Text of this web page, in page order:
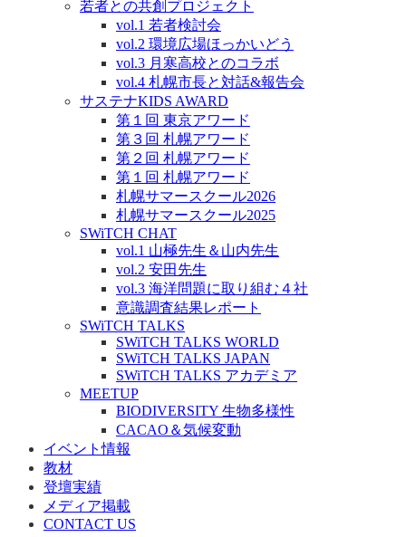
若者との共創プロジェクト
vol.1 若者検討会
vol.2 環境広場ほっかいどう
vol.3 月寒高校とのコラボ
vol.4 札幌市長と対話&報告会
サステナKIDS AWARD
第１回 東京アワード
第３回 札幌アワード
第２回 札幌アワード
第１回 札幌アワード
札幌サマースクール2026
札幌サマースクール2025
SWiTCH CHAT
vol.1 山極先生＆山内先生
vol.2 安田先生
vol.3 海洋問題に取り組む４社
意識調査結果レポート
SWiTCH TALKS
SWiTCH TALKS WORLD
SWiTCH TALKS JAPAN
SWiTCH TALKS アカデミア
MEETUP
BIODIVERSITY 生物多様性
CACAO＆気候変動
イベント情報
教材
登壇実績
メディア掲載
CONTACT US